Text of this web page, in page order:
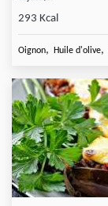
293 Kcal
Oignon, Huile d'olive,